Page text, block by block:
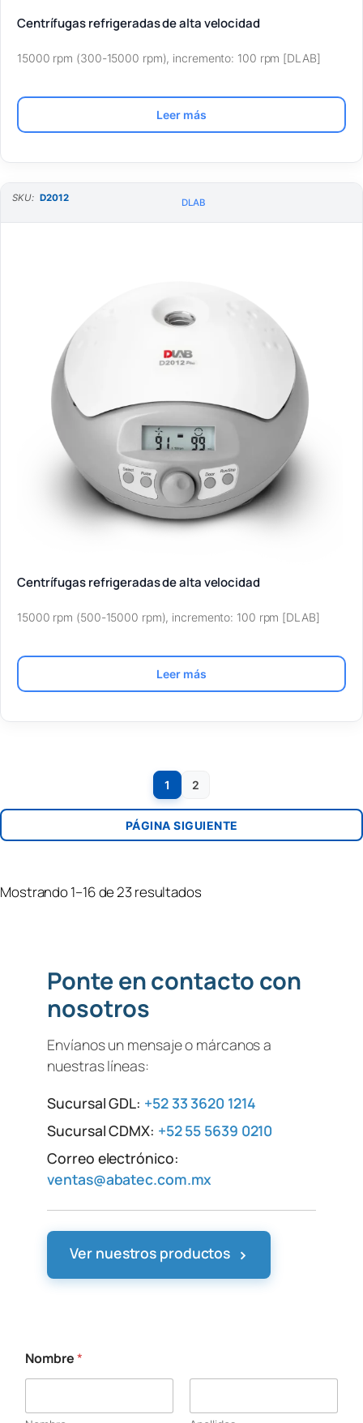
Centrífugas refrigeradas de alta velocidad
15000 rpm (300-15000 rpm), incremento: 100 rpm [DLAB]
Leer más
SKU: D2012 DLAB
Centrífugas refrigeradas de alta velocidad
15000 rpm (500-15000 rpm), incremento: 100 rpm [DLAB]
Leer más
1 2
PÁGINA SIGUIENTE
Mostrando 1–16 de 23 resultados
Ponte en contacto con
nosotros
Envíanos un mensaje o márcanos a
nuestras líneas:
Sucursal GDL: +52 33 3620 1214
Sucursal CDMX: +52 55 5639 0210
Correo electrónico:
ventas@abatec.com.mx
Ver nuestros productos ›
Nombre*